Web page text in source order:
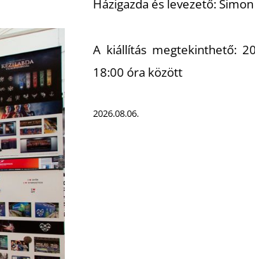
Házigazda és levezető:
A kiállítás megtekinthető:
18:00 óra között
2026.08.06.